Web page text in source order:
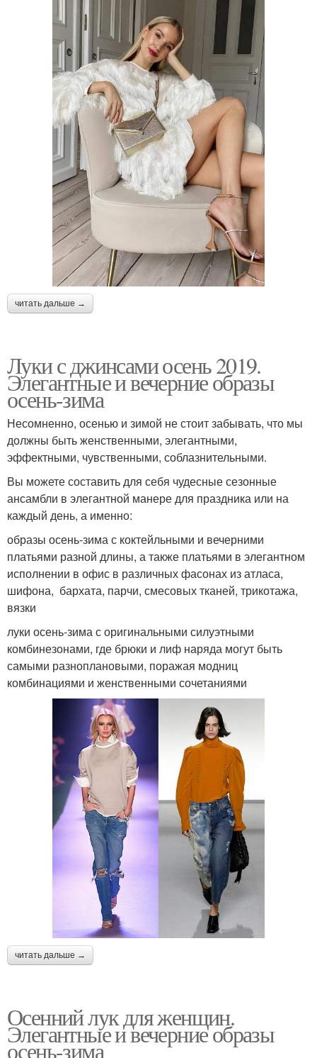
читать дальше →
Луки с джинсами осень 2019.
Элегантные и вечерние образы
осень-зима
Несомненно, осенью и зимой не стоит забывать, что мы
должны быть женственными, элегантными,
эффектными, чувственными, соблазнительными.
Вы можете составить для себя чудесные сезонные
ансамбли в элегантной манере для праздника или на
каждый день, а именно:
образы осень-зима с коктейльными и вечерними
платьями разной длины, а также платьями в элегантном
исполнении в офис в различных фасонах из атласа,
шифона, бархата, парчи, смесовых тканей, трикотажа,
вязки
луки осень-зима с оригинальными силуэтными
комбинезонами, где брюки и лиф наряда могут быть
самыми разноплановыми, поражая модниц
комбинациями и женственными сочетаниями
читать дальше →
Осенний лук для женщин.
Элегантные и вечерние образы
осень-зима